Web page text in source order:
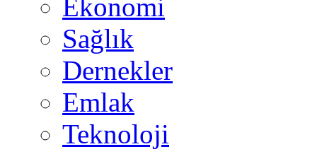
Ekonomi
Sağlık
Dernekler
Emlak
Teknoloji